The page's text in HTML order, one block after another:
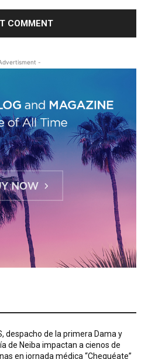
-
despacho de la primera Dama y
de Neiba impactan a cienos de
en jornada médica “Chequéate”